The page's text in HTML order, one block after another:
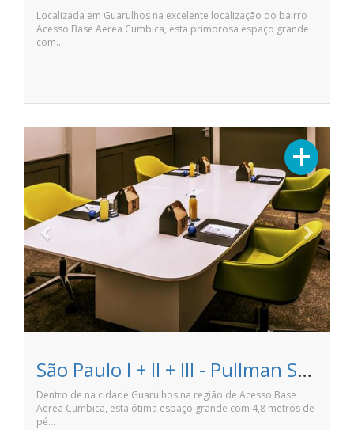
Localizada em Guarulhos na excelente localização do bairro
Acesso Base Aerea Cumbica, esta primorosa espaço grande
com…
+Next
São Paulo I + II + III - Pullman São Paulo Guarulhos Airport
Dentro de na cidade Guarulhos na região de Acesso Base
Aerea Cumbica, esta ótima espaço grande com 4,8 metros de
pé…